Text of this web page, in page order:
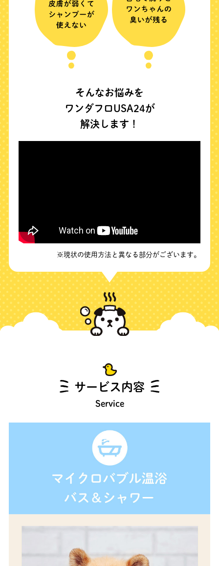
そんなお悩みを
ワンダフロUSA24が
解決します！
※現状の使用方法と異なる部分がございます。
サービス内容
Service